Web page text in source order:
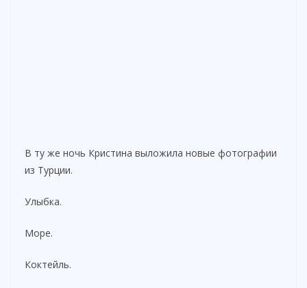
В ту же ночь Кристина выложила новые фотографии
из Турции.
Улыбка.
Море.
Коктейль.